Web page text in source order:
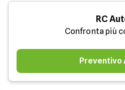
RC
Confronta più
Preventivo